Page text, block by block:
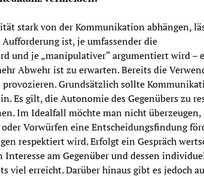
stark von der Kommunikation abhängen,
ist, je umfassender die
und je „manipulativer“ argumentiert wird –
Abwehr ist zu erwarten. Bereits die
provozieren. Grundsätzlich sollte
Es gilt, die Autonomie des Gegenübers zu
Im Idealfall möchte man nicht
Vorwürfen eine Entscheidungsfindung
respektiert wird. Erfolgt ein Gespräch
am Gegenüber und dessen
viel erreicht. Darüber hinaus gibt es jedoch